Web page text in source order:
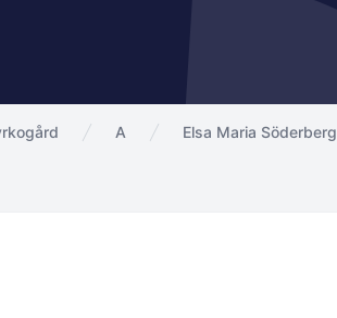
A Elsa Maria Söderberg